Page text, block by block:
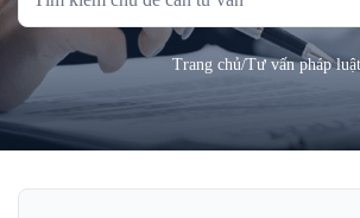
Tìm
chủ
đề
tư
Trang chủ/Tư vấn pháp luật